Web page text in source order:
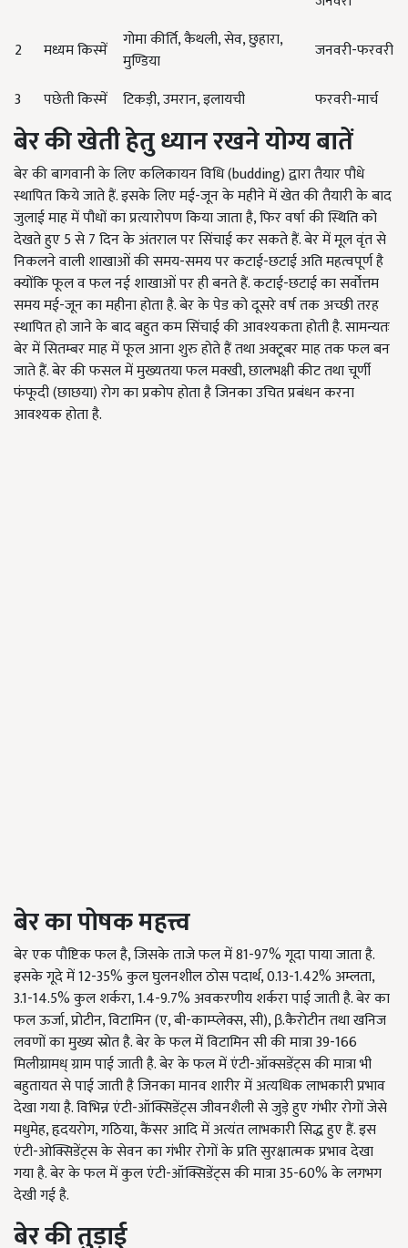
2
मध्यम किस्में गोमा कीर्ति,कैथली,सेव,छुहारा,
मुण्डिया
जनवरी-फरवरी
3
पछेती किस्में टिकड़ी,उमरान,इलायची फरवरी-मार्च
बेर की खेती हेतु ध्यान रखने योग्य बातें
बेर की बागवानी के लिए कलिकायन विधि(budding)द्वारा तैयार पौधे
स्थापित किये जाते हैं. इसके लिए मई-जून के महीने में खेत की तैयारी के बाद
जुलाई माह में पौधों का प्रत्यारोपण किया जाता है, फिर वर्षा की स्थिति को
देखते हुए5से7दिन के अंतराल पर सिंचाई कर सकते हैं. बेर में मूल वृंत से
निकलने वाली शाखाओं की समय-समय पर कटाई-छटाई अति महत्वपूर्ण है
क्योंकि फूल व फल नई शाखाओं पर ही बनते हैं. कटाई-छटाई का सर्वोत्तम
समय मई-जून का महीना होता है. बेर के पेड को दूसरे वर्ष तक अच्छी तरह
स्थापित हो जाने के बाद बहुत कम सिंचाई की आवश्यकता होती है. सामन्यतः
बेर में सितम्बर माह में फूल आना शुरु होते हैं तथा अक्टूबर माह तक फल बन
जाते हैं. बेर की फसल में मुख्यतया फल मक्खी,छालभक्षी कीट तथा चूर्णी
फंफूदी (छाछया) रोग का प्रकोप होता है जिनका उचित प्रबंधन करना
आवश्यक होता है.
बेर का पोषक महत्त्व
बेर एक पौष्टिक फल है,जिसके ताजे फल में81-97% गूदा पाया जाता है.
इसके गूदे में12-35% कुल घुलनशील ठोस पदार्थ, 0.13-1.42% अम्लता,
3.1-14.5% कुल शर्करा, 1.4-9.7% अवकरणीय शर्करा पाई जाती है. बेर का
फल ऊर्जा,प्रोटीन,विटामिन (ए,बी-काम्प्लेक्स,सी), β.कैरोटीन तथा खनिज
लवणों का मुख्य स्रोत है. बेर के फल में विटामिन सी की मात्रा39-166
मिलीग्रामध् ग्राम पाई जाती है. बेर के फल में एंटी-ऑक्सडेंट्स की मात्रा भी
बहुतायत से पाई जाती है जिनका मानव शारीर में अत्यधिक लाभकारी प्रभाव
देखा गया है. विभिन्न एंटी-ऑक्सिडेंट्स जीवनशैली से जुड़े हुए गंभीर रोगों जेसे
मधुमेह,हृदयरोग,गठिया,कैंसर आदि में अत्यंत लाभकारी सिद्ध हुए हैं. इस
एंटी-ओक्सिडेंट्स के सेवन का गंभीर रोगों के प्रति सुरक्षात्मक प्रभाव देखा
गया है. बेर के फल में कुल एंटी-ऑक्सिडेंट्स की मात्रा35-60% के लगभग
देखी गई है.
बेर की तुड़ाई